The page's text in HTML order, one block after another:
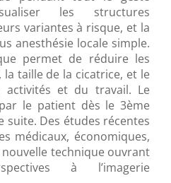
les structures
variantes à risque, et la
anesthésie locale simple.
permet de réduire les
la taille de la cicatrice, et le
et du travail. Le
le patient dès le 3ème
suite. Des études récentes
médicaux, économiques,
technique ouvrant
à l’imagerie